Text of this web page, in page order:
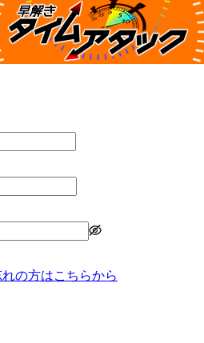
の方はこちらから